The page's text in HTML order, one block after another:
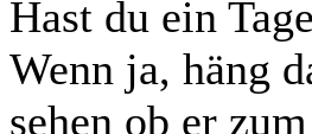
Hast du ein
Wenn ja, häng
sehen ob er